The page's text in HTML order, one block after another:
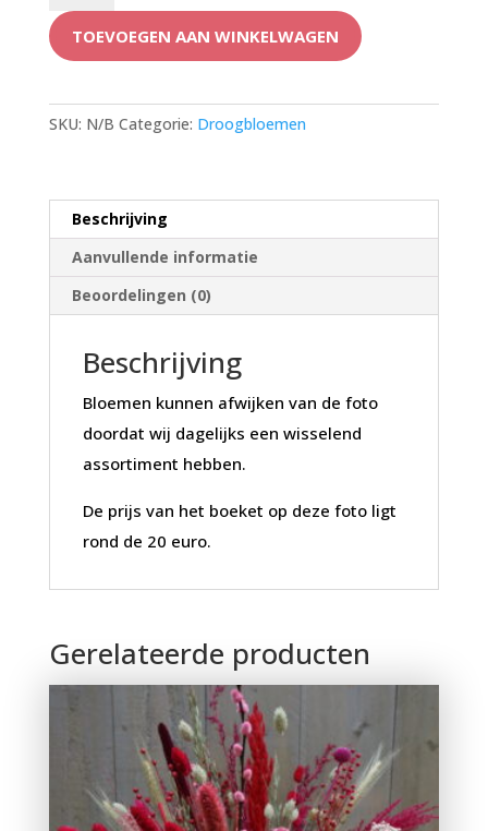
roze
aantalTOEVOEGEN AAN WINKELWAGEN
SKU: N/B Categorie: Droogbloemen
Beschrijving
Aanvullende informatie
Beoordelingen (0)
Beschrijving
Bloemen kunnen afwijken van de foto
doordat wij dagelijks een wisselend
assortiment hebben.
De prijs van het boeket op deze foto ligt
rond de 20 euro.
Gerelateerde producten